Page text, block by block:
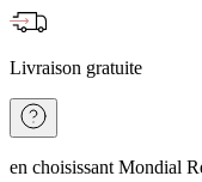
Livraison gratuite
en choisissant Mondial